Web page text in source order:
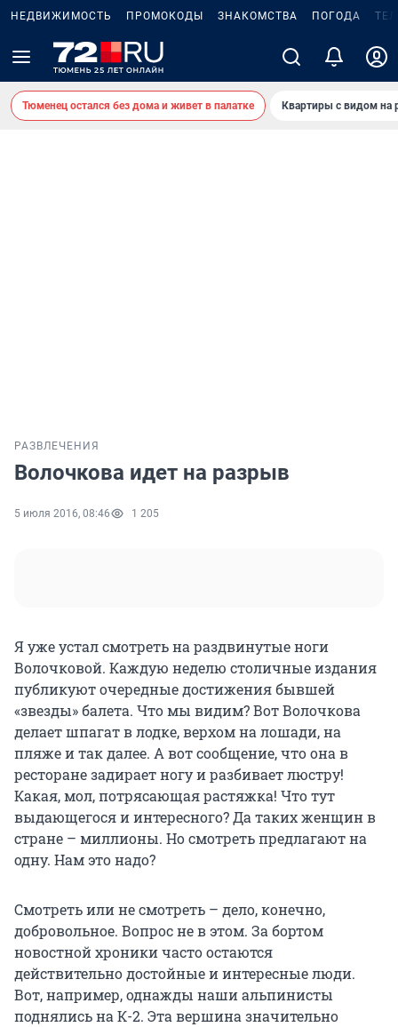
НЕДВИЖИМОСТЬ ПРОМОКОДЫ ЗНАКОМСТВА ПОГОДА
Тюменец остался без дома и живет в палатке Квартиры с видом на
РАЗВЛЕЧЕНИЯ
Волочкова идет на разрыв
5 июля 2016, 08:46 1 205
Я уже устал смотреть на раздвинутые ноги
Волочковой. Каждую неделю столичные издания
публикуют очередные достижения бывшей
«звезды» балета. Что мы видим? Вот Волочкова
делает шпагат в лодке, верхом на лошади, на
пляже и так далее. А вот сообщение, что она в
ресторане задирает ногу и разбивает люстру!
Какая, мол, потрясающая растяжка! Что тут
выдающегося и интересного? Да таких женщин в
стране – миллионы. Но смотреть предлагают на
одну. Нам это надо?
Смотреть или не смотреть – дело, конечно,
добровольное. Вопрос не в этом. За бортом
новостной хроники часто остаются
действительно достойные и интересные люди.
Вот, например, однажды наши альпинисты
поднялись на К-2. Эта вершина значительно